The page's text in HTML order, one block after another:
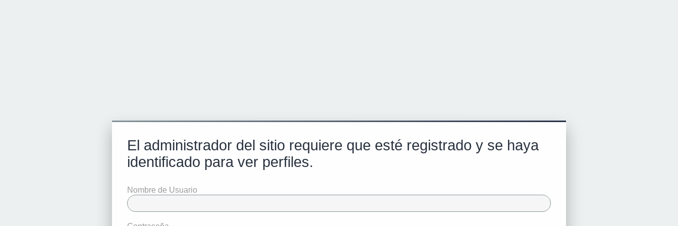
El administrador del sitio requiere que esté registrado y se haya
identificado para ver perfiles.
Nombre de Usuario